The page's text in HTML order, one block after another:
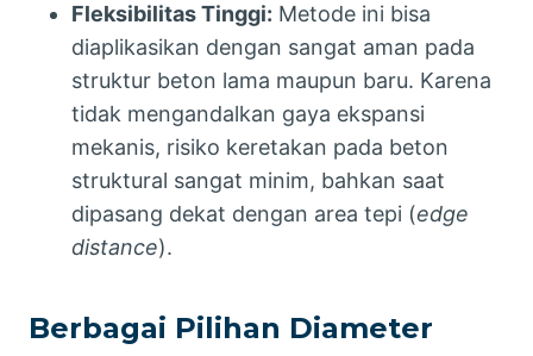
Fleksibilitas Tinggi: Metode ini bisa
diaplikasikan dengan sangat aman pada
struktur beton lama maupun baru. Karena
tidak mengandalkan gaya ekspansi
mekanis, risiko keretakan pada beton
struktural sangat minim, bahkan saat
dipasang dekat dengan area tepi (edge
distance).
Berbagai Pilihan Diameter